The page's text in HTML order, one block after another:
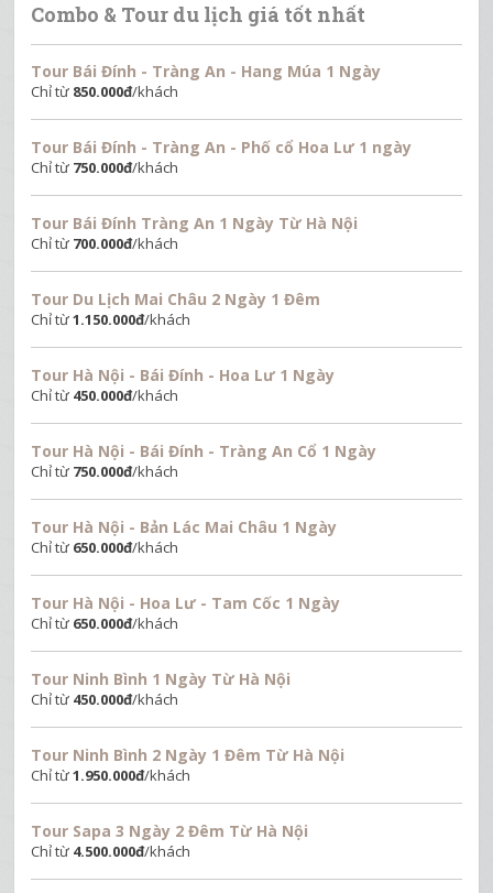
Combo & Tour du lịch giá tốt nhất
Tour Bái Đính - Tràng An - Hang Múa 1 Ngày
Chỉ từ 850.000đ/khách
Tour Bái Đính - Tràng An - Phố cổ Hoa Lư 1 ngày
Chỉ từ 750.000đ/khách
Tour Bái Đính Tràng An 1 Ngày Từ Hà Nội
Chỉ từ 700.000đ/khách
Tour Du Lịch Mai Châu 2 Ngày 1 Đêm
Chỉ từ1.150.000đ/khách
Tour Hà Nội - Bái Đính - Hoa Lư 1 Ngày
Chỉ từ 450.000đ/khách
Tour Hà Nội - Bái Đính - Tràng An Cổ 1 Ngày
Chỉ từ 750.000đ/khách
Tour Hà Nội - Bản Lác Mai Châu 1 Ngày
Chỉ từ 650.000đ/khách
Tour Hà Nội - Hoa Lư - Tam Cốc 1 Ngày
Chỉ từ 650.000đ/khách
Tour Ninh Bình 1 Ngày Từ Hà Nội
Chỉ từ 450.000đ/khách
Tour Ninh Bình 2 Ngày 1 Đêm Từ Hà Nội
Chỉ từ1.950.000đ/khách
Tour Sapa 3 Ngày 2 Đêm Từ Hà Nội
Chỉ từ 4.500.000đ/khách